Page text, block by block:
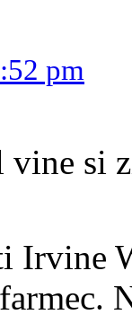
pm
vine si
Irvine